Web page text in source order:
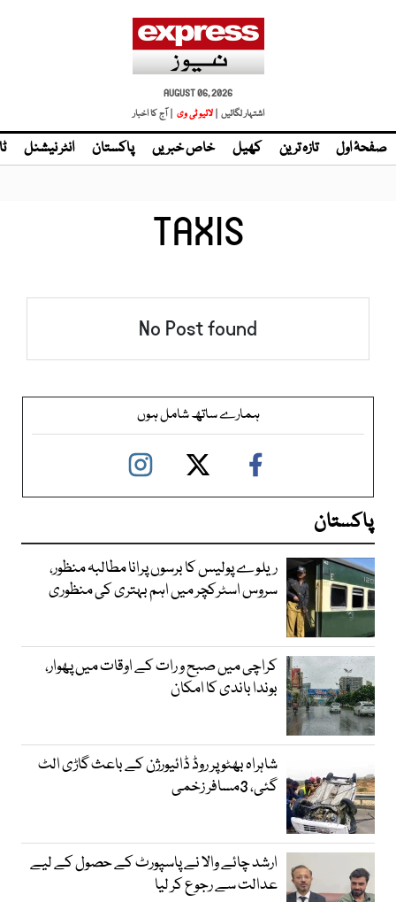
AUGUST 06, 2026
اشتہار لگائیں | لائیو ٹی وی | آج کا اخبار
صفحۂ اول تازہ ترین کھیل خاص خبریں پاکستان انٹر نیشنل
TAXIS
No Post found
ہمارے ساتھ شامل ہوں
پاکستان
ریلوے پولیس کا برسوں پرانا مطالبہ منظور،
سروس اسٹرکچر میں اہم بہتری کی منظوری
کراچی میں صبح و رات کے اوقات میں پھوار،
بوندا باندی کا امکان
شاہراہ بھٹو پر روڈ ڈائیورژن کے باعث گاڑی الٹ
گئی، 3مسافر زخمی
ارشد چائے والا نے پاسپورٹ کے حصول کے لیے
عدالت سے رجوع کر لیا